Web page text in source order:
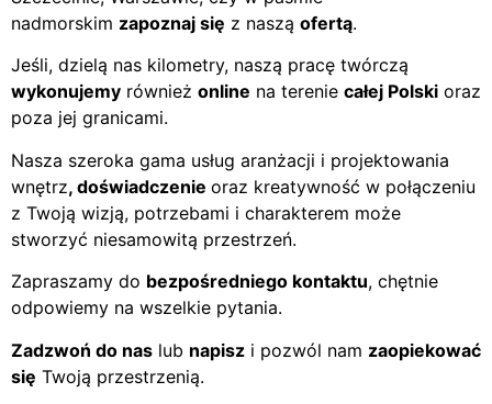
nadmorskim zapoznaj się z naszą ofertą.
Jeśli, dzielą nas kilometry, naszą pracę twórczą
wykonujemy również online na terenie całej Polski oraz
poza jej granicami.
Nasza szeroka gama usług aranżacji i projektowania
wnętrz, doświadczenie oraz kreatywność w połączeniu
z Twoją wizją, potrzebami i charakterem może
stworzyć niesamowitą przestrzeń.
Zapraszamy do bezpośredniego kontaktu, chętnie
odpowiemy na wszelkie pytania.
Zadzwoń do nas lub napisz i pozwól nam zaopiekować
się Twoją przestrzenią.